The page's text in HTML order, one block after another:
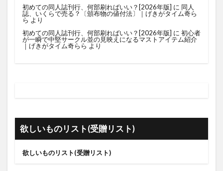
初めての同人誌刊行、何部刷ればいい？[2026年版] に 同人
誌、いくらで売る？〔頒布物の値付法〕｜げきがタイム奇ら
ら より
初めての同人誌刊行、何部刷ればいい？[2026年版] に 初心者
が一瞬で中堅サークル並の見映えになるマストアイテム紹介
｜げきがタイム奇らら より
欲しいものリスト(受贈リスト)
欲しいものリスト(受贈リスト)